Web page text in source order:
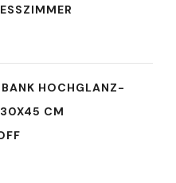
HOCHGLANZ-
CM